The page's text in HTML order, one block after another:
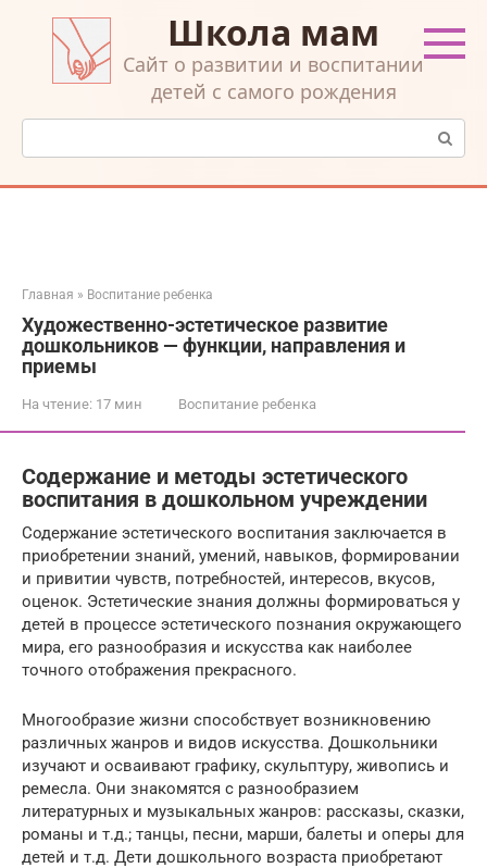
контенту
Школа мам
Cайт о развитии и воспитании
детей с самого рождения
Поиск:
Главная » Воспитание ребенка
Художественно-эстетическое развитие
дошкольников — функции, направления и
приемы
На чтение: 17 мин Воспитание ребенка
Содержание и методы эстетического
воспитания в дошкольном учреждении
Содержание эстетического воспитания заключается в
приобретении знаний, умений, навыков, формировании
и привитии чувств, потребностей, интересов, вкусов,
оценок. Эстетические знания должны формироваться у
детей в процессе эстетического познания окружающего
мира, его разнообразия и искусства как наиболее
точного отображения прекрасного.
Многообразие жизни способствует возникновению
различных жанров и видов искусства. Дошкольники
изучают и осваивают графику, скульптуру, живопись и
ремесла. Они знакомятся с разнообразием
литературных и музыкальных жанров: рассказы, сказки,
романы и т.д.; танцы, песни, марши, балеты и оперы для
детей и т.д. Дети дошкольного возраста приобретают